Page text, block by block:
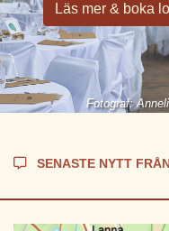
Läs mer & boka
Fotograf:
SENASTE NYTT